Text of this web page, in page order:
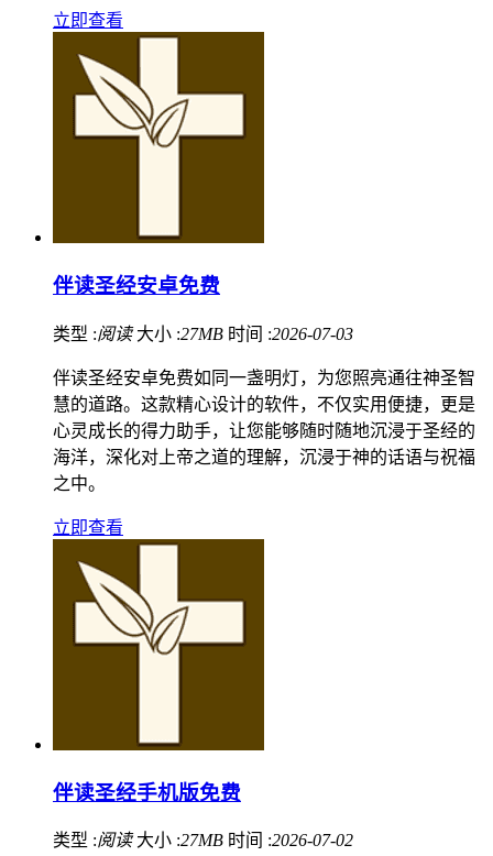
立即查看
伴读圣经安卓免费
类型 :阅读 大小 :27MB 时间 :2026-07-03
伴读圣经安卓免费如同一盏明灯，为您照亮通往神圣智
慧的道路。这款精心设计的软件，不仅实用便捷，更是
心灵成长的得力助手，让您能够随时随地沉浸于圣经的
海洋，深化对上帝之道的理解，沉浸于神的话语与祝福
之中。
立即查看
伴读圣经手机版免费
类型 :阅读 大小 :27MB 时间 :2026-07-02